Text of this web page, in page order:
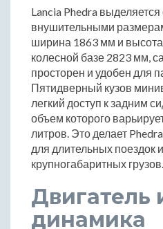
Lancia Phedra
внушительными
ширина 1863 мм и
колесной базе 2823 мм,
просторен и удобен для
Пятидверный кузов
легкий доступ к задним
объем которого
литров. Это делает
для длительных поездок
крупногабаритных грузов.
Двигатель
динамика